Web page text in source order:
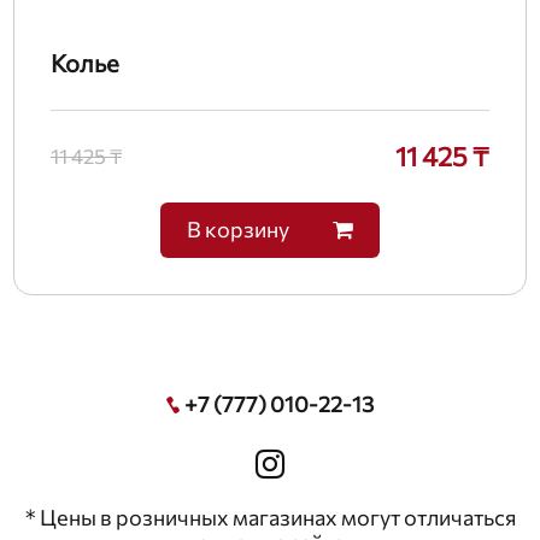
Колье
11 425 ₸ 11 425 ₸
В корзину
+7 (777) 010-22-13
* Цены в розничных магазинах могут отличаться